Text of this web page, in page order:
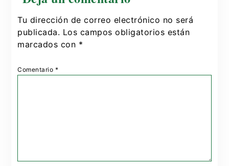
Tu dirección de correo electrónico no será
publicada. Los campos obligatorios están
marcados con *
Comentario *